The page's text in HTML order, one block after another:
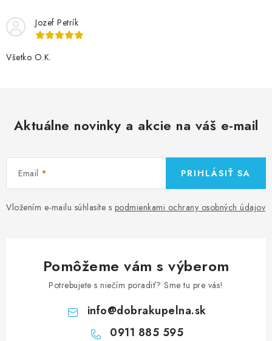
Jozef Petrík
Všetko O.K.
Aktuálne novinky a akcie na váš e-mail
Email
Vložením e-mailu súhlasíte s podmienkami ochrany osobných údajov
PRIHLÁSIŤ SA
Pomôžeme vám s výberom
Potrebujete s niečím poradiť? Sme tu pre vás!
info@dobrakupelna.sk
0911 885 595